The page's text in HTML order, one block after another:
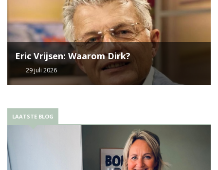
Eric Vrijsen: Waarom Dirk?
29 juli 2026
LAATSTE BLOG